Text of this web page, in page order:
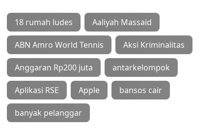
18 rumah ludes Aaliyah Massaid
ABN Amro World Tennis Aksi Kriminalitas
Anggaran Rp200 juta antarkelompok
Aplikasi RSE Apple bansos cair
banyak pelanggar